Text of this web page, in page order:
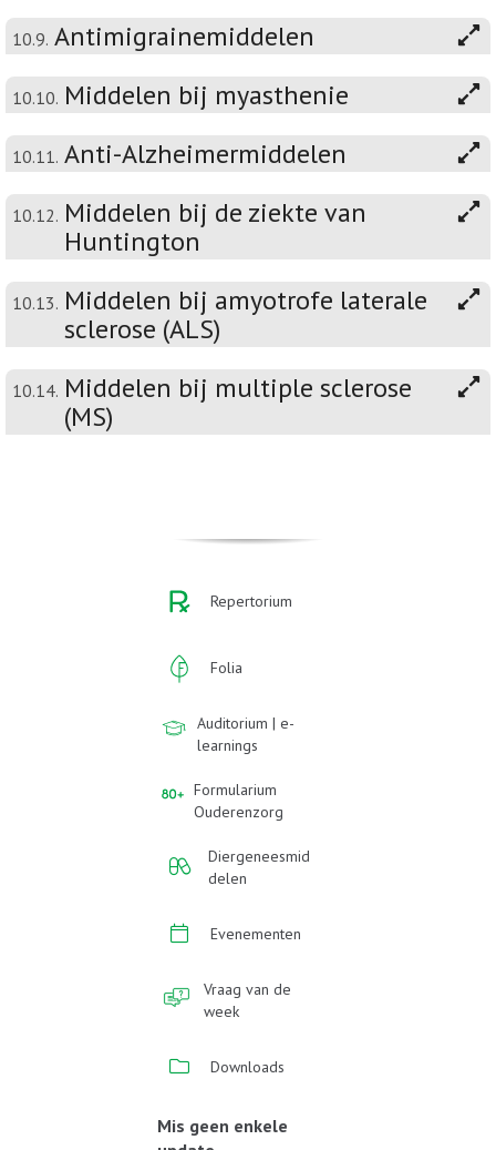
10.9. Antimigrainemiddelen
10.10. Middelen bij myasthenie
10.11. Anti-Alzheimermiddelen
10.12. Middelen bij de ziekte van
Huntington
10.13. Middelen bij amyotrofe laterale
sclerose (ALS)
10.14. Middelen bij multiple sclerose
(MS)
Repertorium
Folia
Auditorium | e-
learnings
Formularium
Ouderenzorg
Diergeneesmid
delen
Evenementen
Vraag van de
week
Downloads
Mis geen enkele